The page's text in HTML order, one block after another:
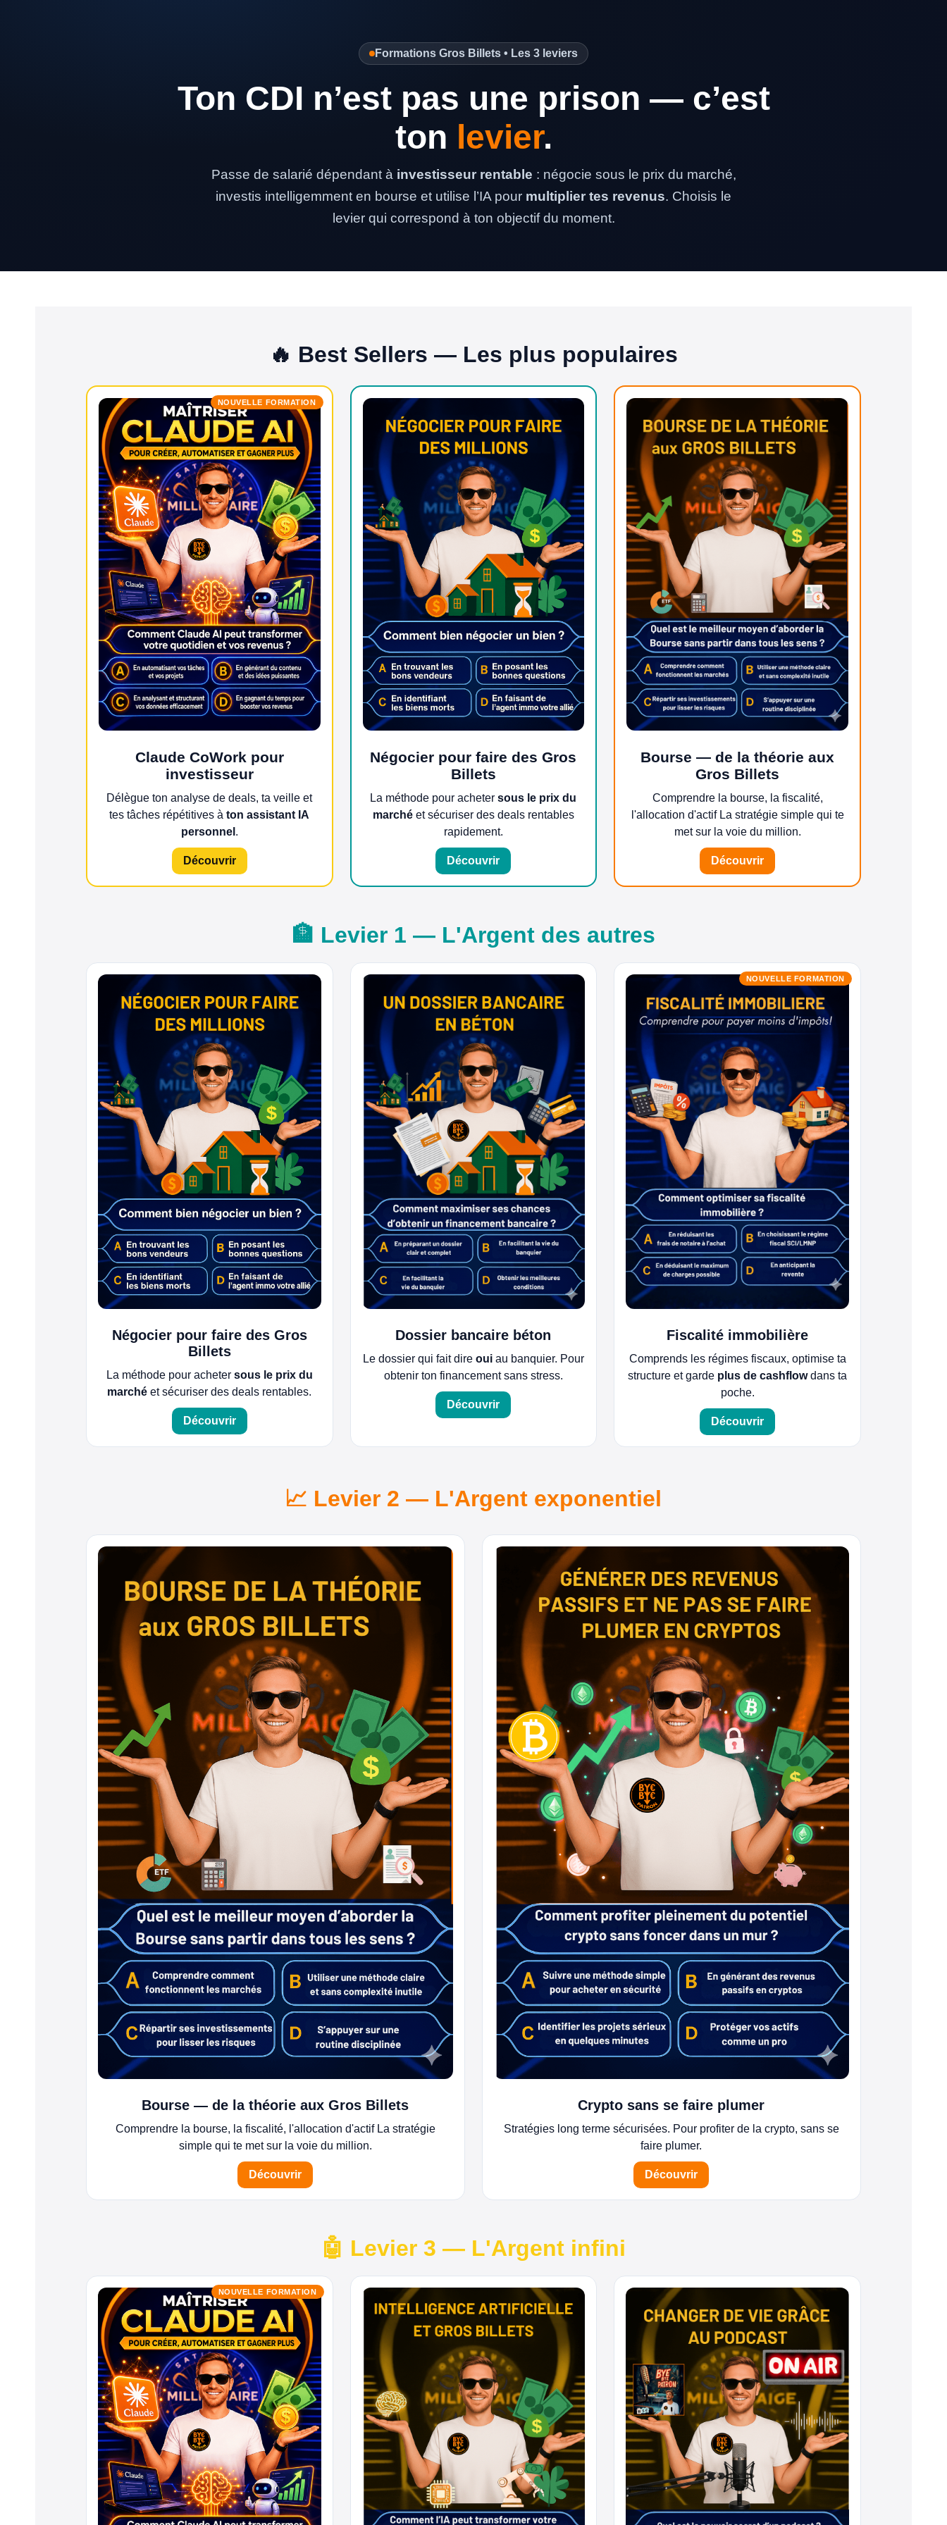
Formations Gros Billets • Les 3 leviers
Ton CDI n’est pas une prison — c’est
ton levier.
Passe de salarié dépendant à investisseur rentable : négocie sous le prix du marché,
investis intelligemment en bourse et utilise l’IA pour multiplier tes revenus. Choisis le
levier qui correspond à ton objectif du moment.
🔥 Best Sellers — Les plus populaires
NOUVELLE FORMATION
Claude CoWork pour
investisseur
Délègue ton analyse de deals, ta veille et
tes tâches répétitives àton assistant IA
personnel .
Découvrir
Négocier pour faire des Gros
Billets
La méthode pour achetersous le prix du
marchéet sécuriser des deals rentables
rapidement.
Découvrir
Bourse — de la théorie aux
Gros Billets
Comprendre la bourse, la fiscalité,
l'allocation d'actif La stratégie simple qui te
met sur la voie du million.
Découvrir
🏦 Levier 1 — L'Argent des autres
Négocier pour faire des Gros
Billets
La méthode pour acheter sous le prix du
marché et sécuriser des deals rentables.
Découvrir
Dossier bancaire béton
Le dossier qui fait dire ouiau banquier. Pour
obtenir ton financement sans stress.
Découvrir
NOUVELLE FORMATION
Fiscalité immobilière
Comprends les régimes fiscaux, optimise ta
structure et garde plus de cashflowdans ta
poche.
Découvrir
📈 Levier 2 — L'Argent exponentiel
Bourse — de la théorie aux Gros Billets
Comprendre la bourse, la fiscalité, l'allocation d'actif La stratégie
simple qui te met sur la voie du million.
Découvrir
Crypto sans se faire plumer
Stratégies long terme sécurisées. Pour profiter de la crypto, sans se
faire plumer.
Découvrir
🤖 Levier 3 — L'Argent infini
NOUVELLE FORMATION